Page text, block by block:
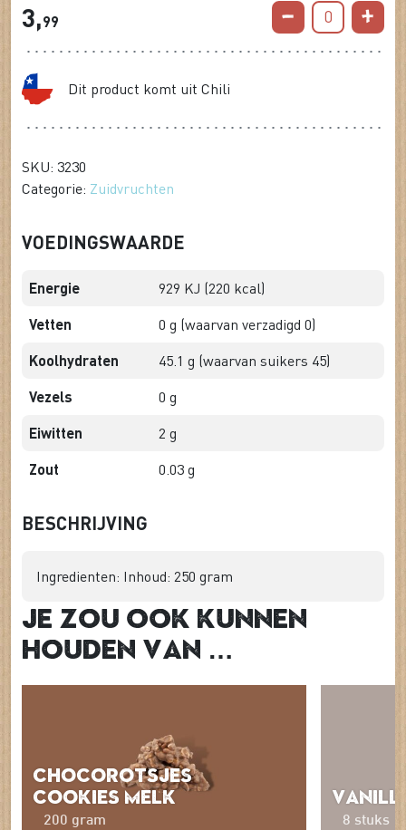
3,99 0
Dit product komt uit Chili
SKU: 3230
Categorie: Zuidvruchten
VOEDINGSWAARDE
Energie 929 KJ (220 kcal)
Vetten 0 g (waarvan verzadigd 0)
Koolhydraten 45.1 g (waarvan suikers 45)
Vezels 0 g
Eiwitten 2 g
Zout 0.03 g
BESCHRIJVING
Ingredienten: Inhoud: 250 gram
Je zou ook kunnen
houden van …
200 gram
Chocorotsjes
Cookies Melk
8 stuks